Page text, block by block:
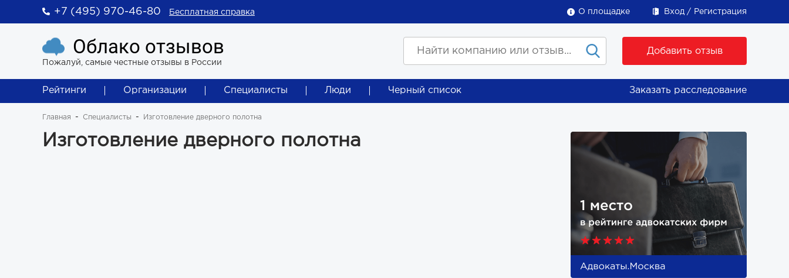
+7 (495) 970-46-80 Бесплатная справка О площадке Вход Регистрация
Облако отзывов
Пожалуй, самые честные отзывы в России
Добавить отзыв
Рейтинги Организации Специалисты Люди Черный список Заказать расследование
Главная Специалисты Изготовление дверного полотна
Изготовление дверного полотна